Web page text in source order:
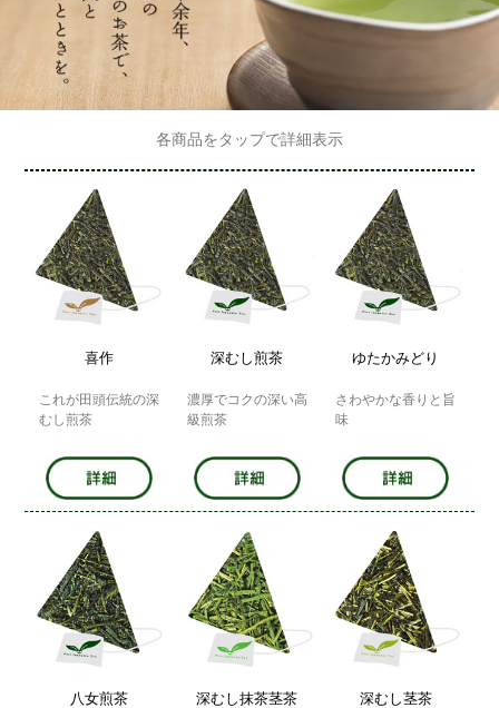
各商品をタップで詳細表示
喜作
これが田頭伝統の深
むし煎茶
深むし煎茶
濃厚でコクの深い高
級煎茶
ゆたかみどり
さわやかな香りと旨
味
八女煎茶 深むし抹茶茎茶 深むし茎茶